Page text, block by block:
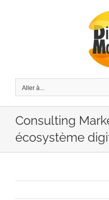
Aller à...
Consulting
écosystème